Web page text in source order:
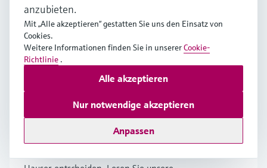
Beschleunigen Sie mit uns den Weg vom Labor in die
Produktion und minimieren Sie dabei das Risiko in
jedem Prozessschritt.
Mehr erfahren
anzubieten.
Mit „Alle akzeptieren“ gestatten Sie uns den Einsatz von
Cookies.
Weitere Informationen finden Sie in unsererCookie-
Richtlinie .
Anpassen
Nur notwendige akzeptieren
Alle akzeptieren